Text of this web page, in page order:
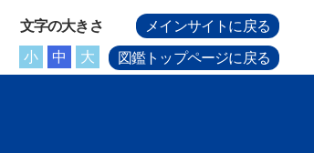
文字の大きさ
小
中 大
メインサイトに戻る
図鑑トップページに戻る